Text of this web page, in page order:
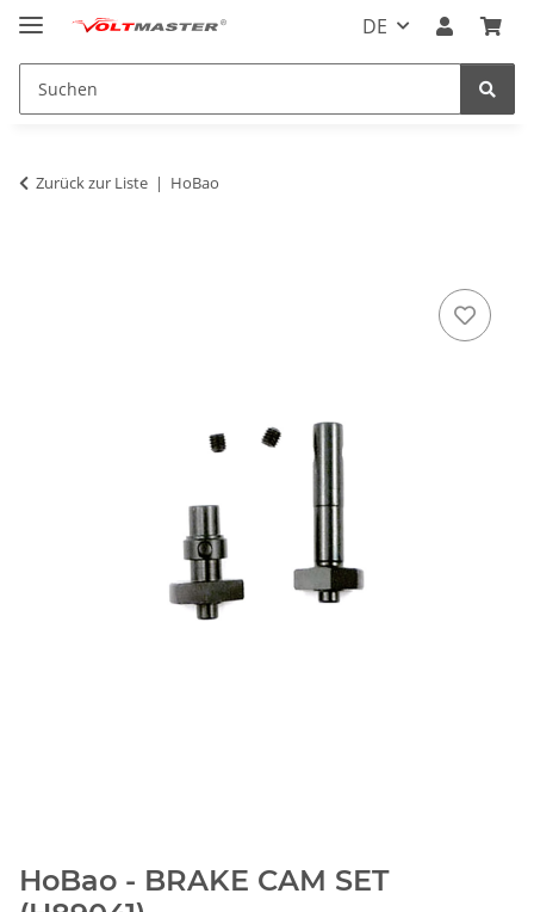
DE
Zurück zur Liste HoBao
HoBao - BRAKE CAM SET